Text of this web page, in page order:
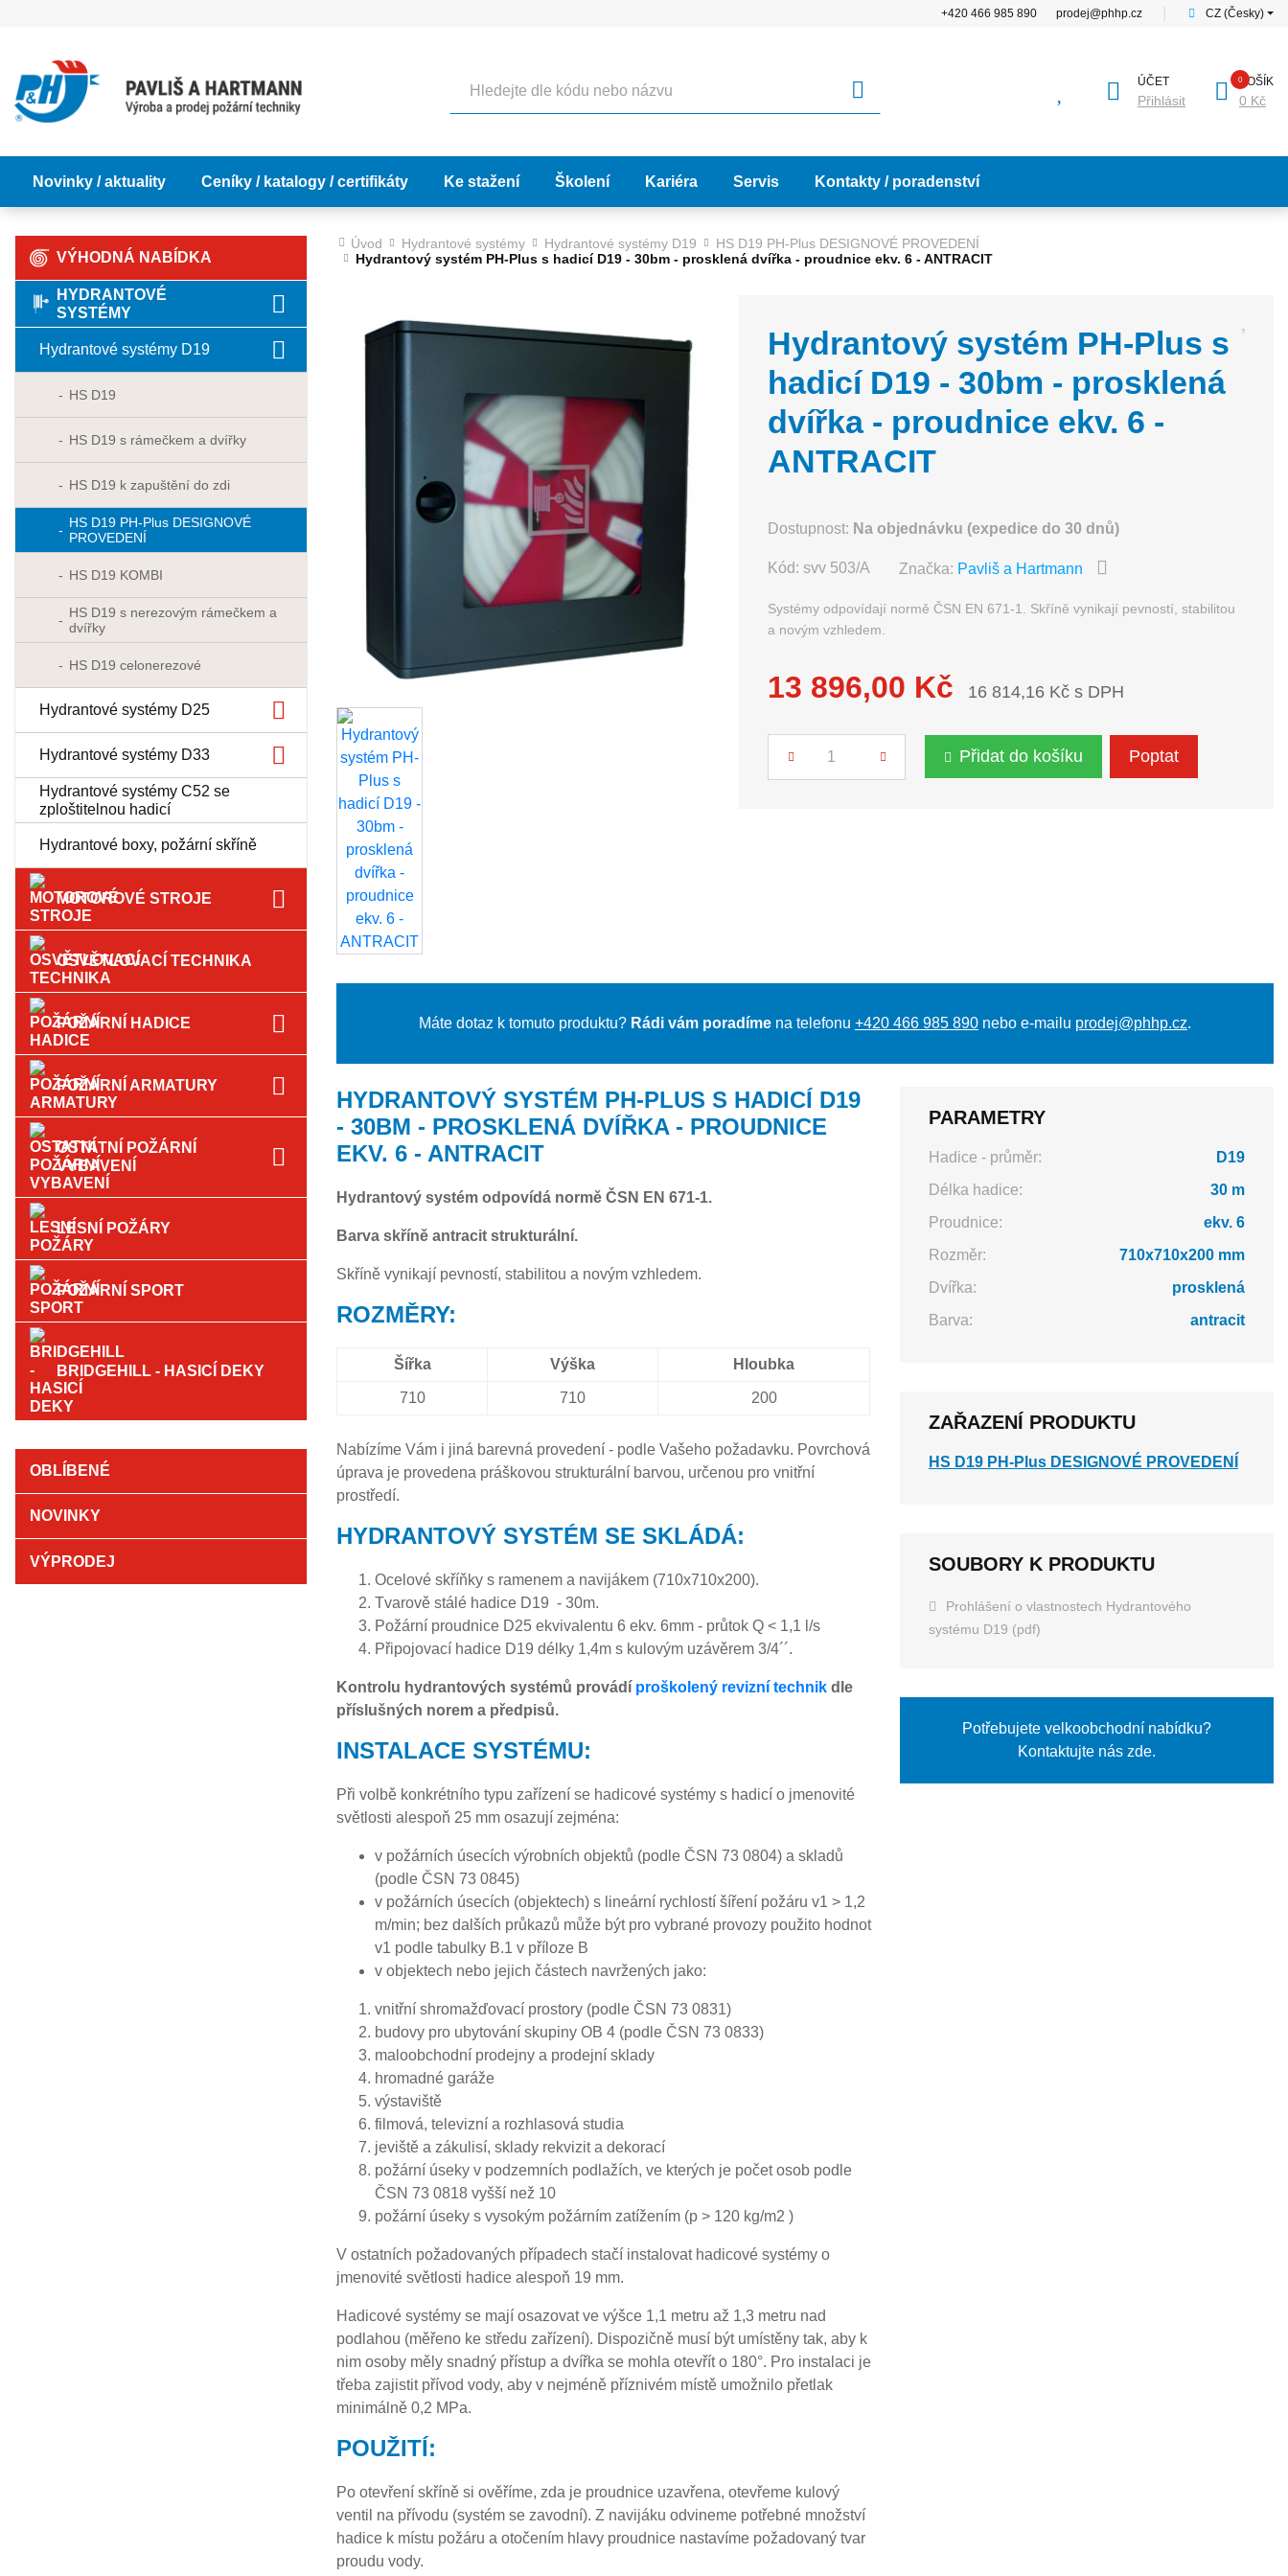
+420 466 985 890 prodej@phhp.cz CZ (Česky)
ÚČET
Přihlásit
KOŠÍK
0 Kč
Novinky / aktuality Ceníky / katalogy / certifikáty Ke stažení Školení Kariéra Servis Kontakty / poradenství
VÝHODNÁ NABÍDKA
HYDRANTOVÉ
SYSTÉMY
Hydrantové systémy D19
HS D19
HS D19 s rámečkem a dvířky
HS D19 k zapuštění do zdi
HS D19 PH-Plus DESIGNOVÉ
PROVEDENÍ
HS D19 KOMBI
HS D19 s nerezovým rámečkem a
dvířky
HS D19 celonerezové
Hydrantové systémy D25
Hydrantové systémy D33
Hydrantové systémy C52 se
zploštitelnou hadicí
Hydrantové boxy, požární skříně
MOTOROVÉ STROJE
OSVĚTLOVACÍ TECHNIKA
POŽÁRNÍ HADICE
POŽÁRNÍ ARMATURY
OSTATNÍ POŽÁRNÍ
VYBAVENÍ
LESNÍ POŽÁRY
POŽÁRNÍ SPORT
BRIDGEHILL - HASICÍ DEKY
OBLÍBENÉ
NOVINKY
VÝPRODEJ
Úvod Hydrantové systémy Hydrantové systémy D19
HS D19 PH-Plus DESIGNOVÉ PROVEDENÍ
Hydrantový systém PH-Plus s hadicí D19 - 30bm - prosklená dvířka - proudnice ekv. 6 - ANTRACIT
Hydrantový systém PH-Plus s
hadicí D19 - 30bm - prosklená
dvířka - proudnice ekv. 6 -
ANTRACIT
Dostupnost: Na objednávku (expedice do 30 dnů)
Kód: svv 503/A Značka: Pavliš a Hartmann
Systémy odpovídají normě ČSN EN 671-1. Skříně vynikají pevností, stabilitou
a novým vzhledem.
13 896,00 Kč 16 814,16 Kč s DPH
Počet Přidat do košíku Poptat
Máte dotaz k tomuto produktu? Rádi vám poradíme na telefonu +420 466 985 890 nebo e-mailu prodej@phhp.cz.
HYDRANTOVÝ SYSTÉM PH-PLUS S HADICÍ D19
- 30BM - PROSKLENÁ DVÍŘKA - PROUDNICE
EKV. 6 - ANTRACIT
Hydrantový systém odpovídá normě ČSN EN 671-1.
Barva skříně antracit strukturální.
Skříně vynikají pevností, stabilitou a novým vzhledem.
ROZMĚRY:
Šířka Výška Hloubka
710 710 200
Nabízíme Vám i jiná barevná provedení - podle Vašeho požadavku. Povrchová
úprava je provedena práškovou strukturální barvou, určenou pro vnitřní
prostředí.
HYDRANTOVÝ SYSTÉM SE SKLÁDÁ:
Ocelové skříňky s ramenem a navijákem (710x710x200).
Tvarově stálé hadice D19 - 30m.
Požární proudnice D25 ekvivalentu 6 ekv. 6mm - průtok Q < 1,1 l/s
Připojovací hadice D19 délky 1,4m s kulovým uzávěrem 3/4´´.
Kontrolu hydrantových systémů provádí proškolený revizní technik dle
příslušných norem a předpisů.
INSTALACE SYSTÉMU:
Při volbě konkrétního typu zařízení se hadicové systémy s hadicí o jmenovité
světlosti alespoň 25 mm osazují zejména:
v požárních úsecích výrobních objektů (podle ČSN 73 0804) a skladů
(podle ČSN 73 0845)
v požárních úsecích (objektech) s lineární rychlostí šíření požáru v1 > 1,2
m/min; bez dalších průkazů může být pro vybrané provozy použito hodnot
v1 podle tabulky B.1 v příloze B
v objektech nebo jejich částech navržených jako:
vnitřní shromažďovací prostory (podle ČSN 73 0831)
budovy pro ubytování skupiny OB 4 (podle ČSN 73 0833)
maloobchodní prodejny a prodejní sklady
hromadné garáže
výstaviště
filmová, televizní a rozhlasová studia
jeviště a zákulisí, sklady rekvizit a dekorací
požární úseky v podzemních podlažích, ve kterých je počet osob podle
ČSN 73 0818 vyšší než 10
požární úseky s vysokým požárním zatížením (p > 120 kg/m2 )
V ostatních požadovaných případech stačí instalovat hadicové systémy o
jmenovité světlosti hadice alespoň 19 mm.
Hadicové systémy se mají osazovat ve výšce 1,1 metru až 1,3 metru nad
podlahou (měřeno ke středu zařízení). Dispozičně musí být umístěny tak, aby k
nim osoby měly snadný přístup a dvířka se mohla otevřít o 180°. Pro instalaci je
třeba zajistit přívod vody, aby v nejméně příznivém místě umožnilo přetlak
minimálně 0,2 MPa.
POUŽITÍ:
Po otevření skříně si ověříme, zda je proudnice uzavřena, otevřeme kulový
ventil na přívodu (systém se zavodní). Z navijáku odvineme potřebné množství
hadice k místu požáru a otočením hlavy proudnice nastavíme požadovaný tvar
proudu vody.
PARAMETRY
Hadice - průměr:
D19
Délka hadice:
30 m
Proudnice:
ekv. 6
Rozměr:
710x710x200 mm
Dvířka:
prosklená
Barva:
antracit
ZAŘAZENÍ PRODUKTU
HS D19 PH-Plus DESIGNOVÉ PROVEDENÍ
SOUBORY K PRODUKTU
Prohlášení o vlastnostech Hydrantového
systému D19 (pdf)
Potřebujete velkoobchodní nabídku?
Kontaktujte nás zde.